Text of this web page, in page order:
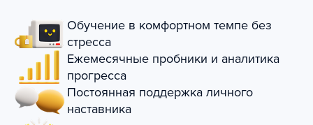
Обучение в комфортном темпе без
стресса
Ежемесячные пробники и аналитика
прогресса
Постоянная поддержка личного
наставника